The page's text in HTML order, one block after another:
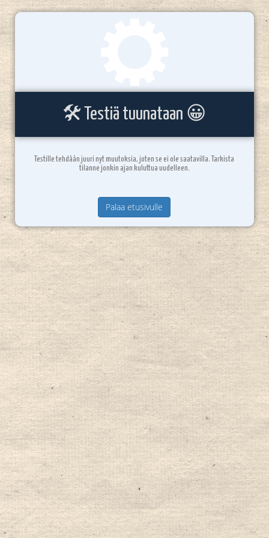
🛠️ Testiä tuunataan 😀
Testille tehdään juuri nyt muutoksia, joten se ei ole saatavilla. Tarkista
tilanne jonkin ajan kuluttua uudelleen.
Palaa etusivulle